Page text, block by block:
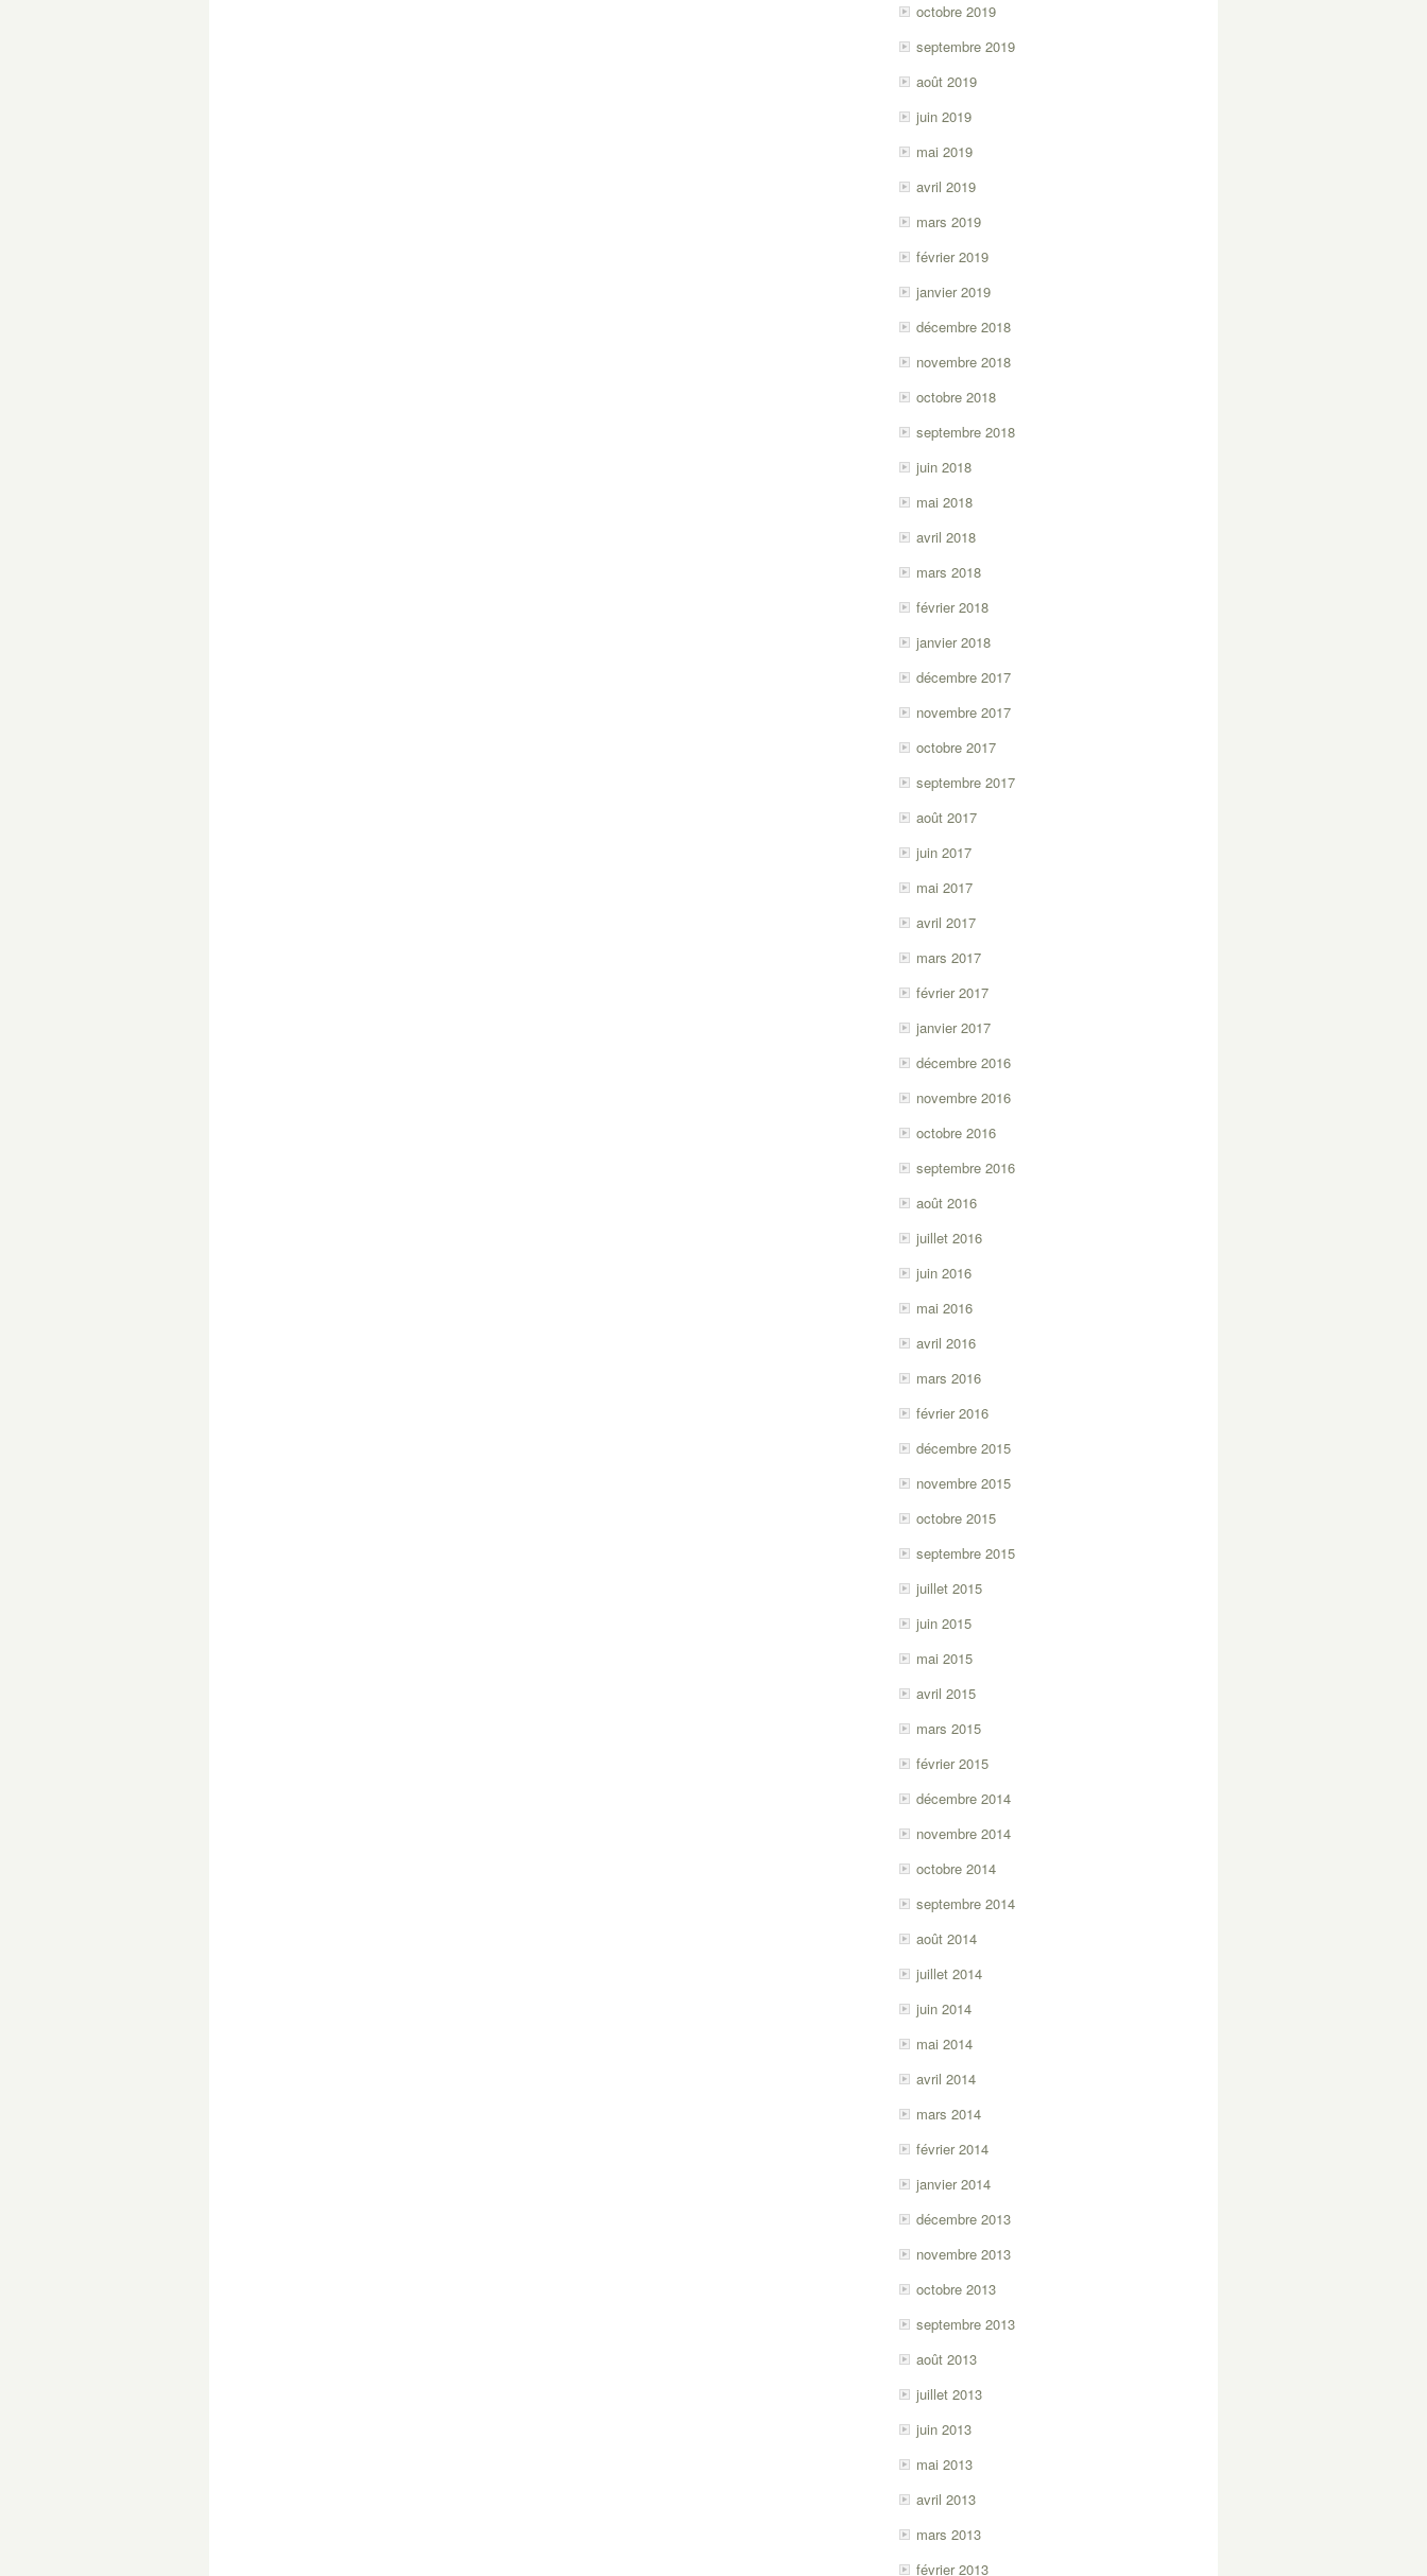
octobre 2019
septembre 2019
août 2019
juin 2019
mai 2019
avril 2019
mars 2019
février 2019
janvier 2019
décembre 2018
novembre 2018
octobre 2018
septembre 2018
juin 2018
mai 2018
avril 2018
mars 2018
février 2018
janvier 2018
décembre 2017
novembre 2017
octobre 2017
septembre 2017
août 2017
juin 2017
mai 2017
avril 2017
mars 2017
février 2017
janvier 2017
décembre 2016
novembre 2016
octobre 2016
septembre 2016
août 2016
juillet 2016
juin 2016
mai 2016
avril 2016
mars 2016
février 2016
décembre 2015
novembre 2015
octobre 2015
septembre 2015
juillet 2015
juin 2015
mai 2015
avril 2015
mars 2015
février 2015
décembre 2014
novembre 2014
octobre 2014
septembre 2014
août 2014
juillet 2014
juin 2014
mai 2014
avril 2014
mars 2014
février 2014
janvier 2014
décembre 2013
novembre 2013
octobre 2013
septembre 2013
août 2013
juillet 2013
juin 2013
mai 2013
avril 2013
mars 2013
février 2013